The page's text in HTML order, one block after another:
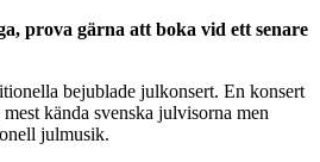
prova gärna att boka vid ett senare
bejublade julkonsert. En konsert
kända svenska julvisorna men
julmusik.